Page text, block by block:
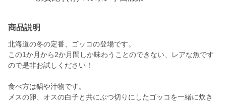
商品説明
北海道の冬の定番、ゴッコの登場です。
この1か月から2か月間しか味わうことのできない、レアな魚です
ので是非お試しください！
食べ方は鍋や汁物です。
メスの卵、オスの白子と共にぶつ切りにしたゴッコを一緒に炊き